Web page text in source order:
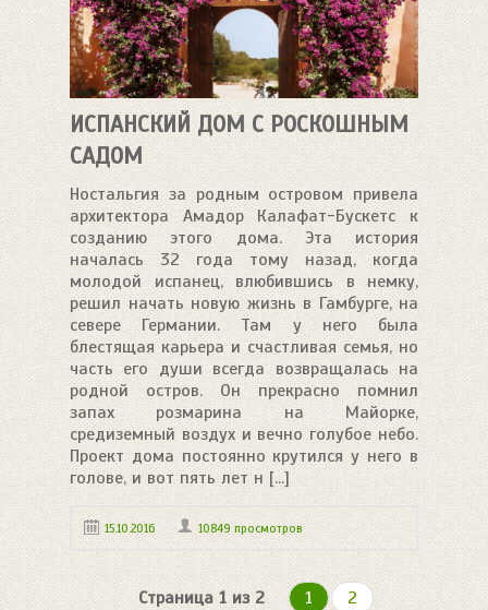
ИСПАНСКИЙ ДОМ С РОСКОШНЫМ
САДОМ
Ностальгия за родным островом привела
архитектора Амадор Калафат-Бускетс к
созданию этого дома. Эта история
началась 32 года тому назад, когда
молодой испанец, влюбившись в немку,
решил начать новую жизнь в Гамбурге, на
севере Германии. Там у него была
блестящая карьера и счастливая семья, но
часть его души всегда возвращалась на
родной остров. Он прекрасно помнил
запах розмарина на Майорке,
средиземный воздух и вечно голубое небо.
Проект дома постоянно крутился у него в
голове, и вот пять лет н [...]
15.10.2016 10849 просмотров
Страница 1 из 2 1 2